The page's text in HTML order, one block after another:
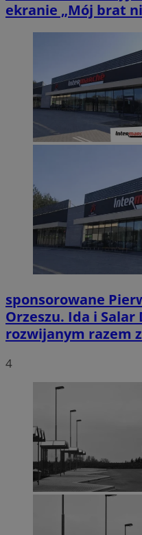
ekranie „Mój brat
sponsorowane
Orzeszu. Ida i
rozwijanym razem
4